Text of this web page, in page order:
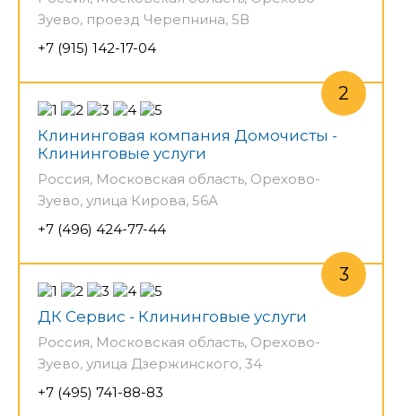
Зуево, проезд Черепнина, 5В
+7 (915) 142-17-04
Клининговая компания Домочисты -
Клининговые услуги
Россия, Московская область, Орехово-
Зуево, улица Кирова, 56А
+7 (496) 424-77-44
ДК Сервис - Клининговые услуги
Россия, Московская область, Орехово-
Зуево, улица Дзержинского, 34
+7 (495) 741-88-83